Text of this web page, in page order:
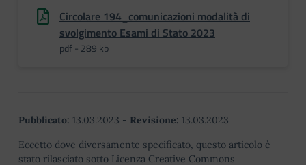
Circolare 194_comunicazioni modalità di
svolgimento Esami di Stato 2023
pdf - 289 kb
Pubblicato: 13.03.2023 - Revisione: 13.03.2023
Eccetto dove diversamente specificato, questo articolo è
stato rilasciato sotto Licenza Creative Commons